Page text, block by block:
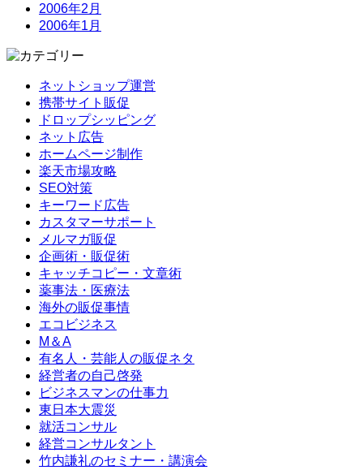
2006年2月
2006年1月
ネットショップ運営
携帯サイト販促
ドロップシッピング
ネット広告
ホームページ制作
楽天市場攻略
SEO対策
キーワード広告
カスタマーサポート
メルマガ販促
企画術・販促術
キャッチコピー・文章術
薬事法・医療法
海外の販促事情
エコビジネス
M＆A
有名人・芸能人の販促ネタ
経営者の自己啓発
ビジネスマンの仕事力
東日本大震災
就活コンサル
経営コンサルタント
竹内謙礼のセミナー・講演会